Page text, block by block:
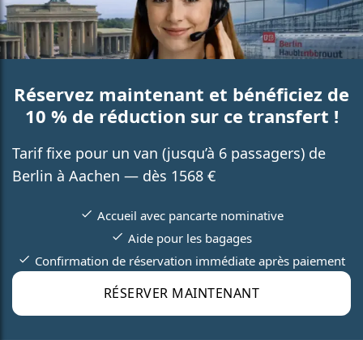
Réservez maintenant et bénéficiez de
10 % de réduction sur ce transfert !
Tarif fixe pour un van (jusqu’à 6 passagers) de
Berlin à Aachen — dès 1568 €
RÉSERVER MAINTENANT
Accueil avec pancarte nominative
Aide pour les bagages
Confirmation de réservation immédiate après paiement